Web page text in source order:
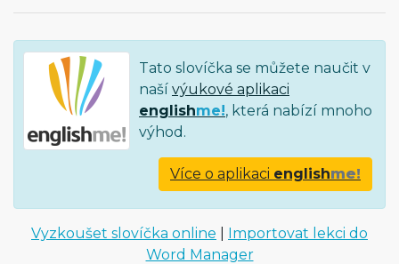
Tato slovíčka se můžete naučit v
naší výukové aplikaci
englishme!, která nabízí mnoho
výhod.
Více o aplikaci englishme!
Vyzkoušet slovíčka online
Importovat lekci do
Word Manager